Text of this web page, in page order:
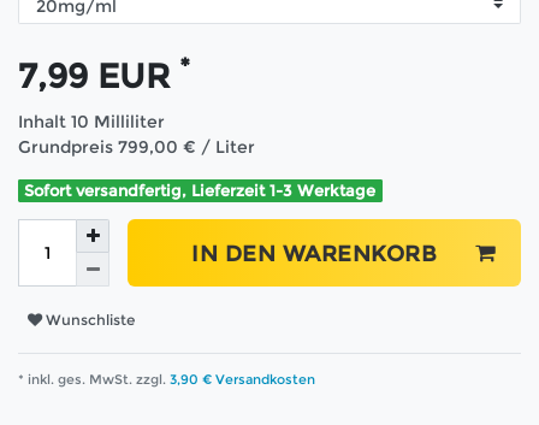
7,99 EUR *
Inhalt 10 Milliliter
Grundpreis 799,00 € / Liter
Sofort versandfertig, Lieferzeit 1-3 Werktage
IN DEN WARENKORB
Wunschliste
* inkl. ges. MwSt. zzgl. 3,90 € Versandkosten